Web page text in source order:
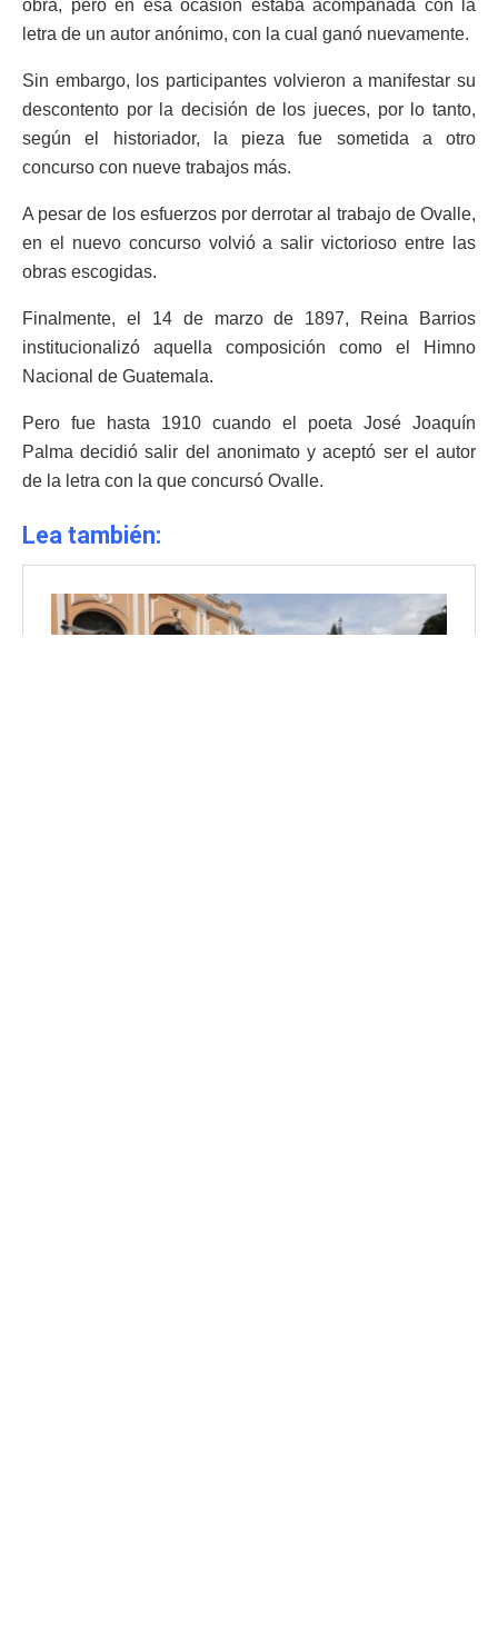
obra, pero en esa ocasión estaba acompañada con la
letra de un autor anónimo, con la cual ganó nuevamente.
Sin embargo, los participantes volvieron a manifestar su
descontento por la decisión de los jueces, por lo tanto,
según el historiador, la pieza fue sometida a otro
concurso con nueve trabajos más.
A pesar de los esfuerzos por derrotar al trabajo de Ovalle,
en el nuevo concurso volvió a salir victorioso entre las
obras escogidas.
Finalmente, el 14 de marzo de 1897, Reina Barrios
institucionalizó aquella composición como el Himno
Nacional de Guatemala.
Pero fue hasta 1910 cuando el poeta José Joaquín
Palma decidió salir del anonimato y aceptó ser el autor
de la letra con la que concursó Ovalle.
Lea también: